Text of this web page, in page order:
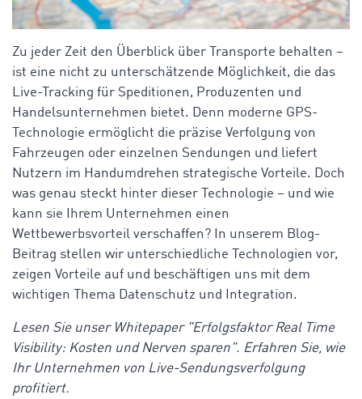
Zu jeder Zeit den Überblick über Transporte behalten –
ist eine nicht zu unterschätzende Möglichkeit, die das
Live-Tracking für Speditionen, Produzenten und
Handelsunternehmen bietet. Denn moderne GPS-
Technologie ermöglicht die präzise Verfolgung von
Fahrzeugen oder einzelnen Sendungen und liefert
Nutzern im Handumdrehen strategische Vorteile. Doch
was genau steckt hinter dieser Technologie – und wie
kann sie Ihrem Unternehmen einen
Wettbewerbsvorteil verschaffen? In unserem Blog-
Beitrag stellen wir unterschiedliche Technologien vor,
zeigen Vorteile auf und beschäftigen uns mit dem
wichtigen Thema Datenschutz und Integration.
Lesen Sie unser Whitepaper "Erfolgsfaktor Real Time
Visibility: Kosten und Nerven sparen". Erfahren Sie, wie
Ihr Unternehmen von Live-Sendungsverfolgung
profitiert.